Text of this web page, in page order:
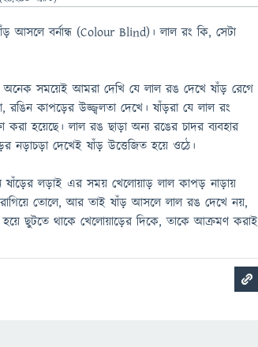
আসলে বর্নান্ধ (Colour Blind)। লাল রং কি, সেটা
সময়েই আমরা দেখি যে লাল রঙ দেখে ষাঁড় রেগে
কাপড়ের উজ্জ্বলতা দেখে। ষাঁড়রা যে লাল রং
করা হয়েছে। লাল রঙ ছাড়া অন্য রঙের চাদর ব্যবহার
নড়াচড়া দেখেই ষাঁড় উত্তেজিত হয়ে ওঠে।
ষাঁড়ের লড়াই এর সময় খেলোয়াড় লাল কাপড় নাড়ায়
তোলে, আর তাই ষাঁড় আসলে লাল রঙ দেখে নয়,
হয়ে ছুটতে থাকে খেলোয়াড়ের দিকে, তাকে আক্রমণ করাই